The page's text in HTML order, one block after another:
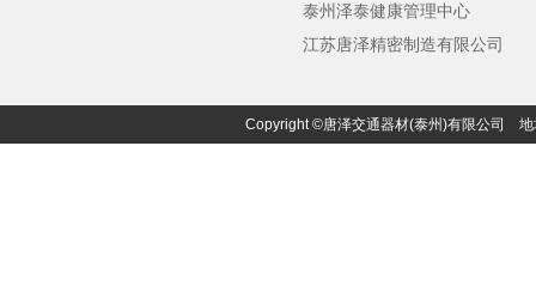
泰州泽泰健康管理中心
江苏唐泽精密制造有限公司
Copyright ©唐泽交通器材(泰州)有限公司